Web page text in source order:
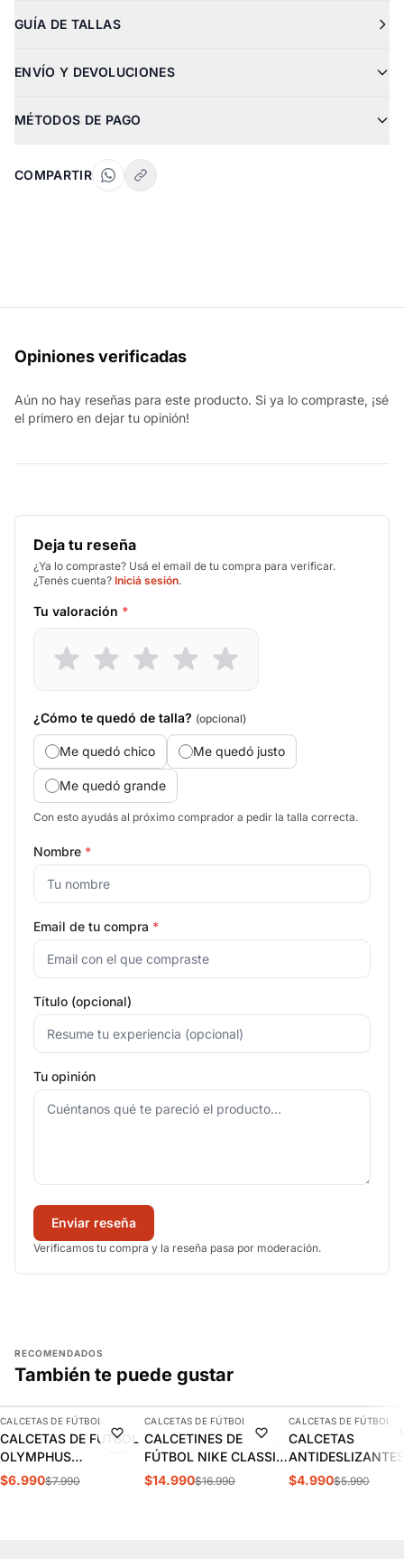
GUÍA DE TALLAS
ENVÍO Y DEVOLUCIONES
MÉTODOS DE PAGO
COMPARTIR
Opiniones verificadas
Aún no hay reseñas para este producto. Si ya lo compraste, ¡sé
el primero en dejar tu opinión!
Deja tu reseña
¿Ya lo compraste? Usá el email de tu compra para verificar.
¿Tenés cuenta? Iniciá sesión.
Tu valoración *
¿Cómo te quedó de talla? (opcional)
Me quedó chico Me quedó justo
Me quedó grande
Con esto ayudás al próximo comprador a pedir la talla correcta.
Nombre *
Email de tu compra *
Título (opcional)
Tu opinión
Enviar reseña
Verificamos tu compra y la reseña pasa por moderación.
RECOMENDADOS
También te puede gustar
-13%
AGREGAR
CALCETAS DE FÚTBOL
CALCETAS DE FUTBOL
OLYMPHUS
ANTIDESLIZANTES
$6.990$7.990
-12%
AGREGAR
CALCETAS DE FÚTBOL
CALCETINES DE
FÚTBOL NIKE CLASSIC
2 NEGROS (UNISEX) |
$14.990$16.990
-17%
CALCETAS DE FÚTBOL
CALCETAS
ANTIDESLIZANTES
FÚTBOL OXN
$4.990$5.990